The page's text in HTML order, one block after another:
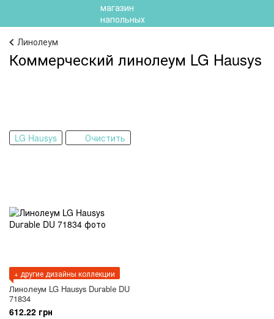
Линолеум
Коммерческий линолеум LG Hausys
LG Hausys Очистить
+ другие дизайны коллекции
Линолеум LG Hausys Duгаblе DU
71834
612.22 грн